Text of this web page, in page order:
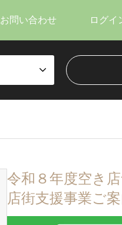
お問い合わせ ログイ
令和８年度空き
店街支援事業ご